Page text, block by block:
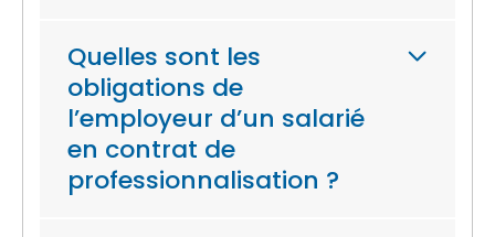
Quelles sont les
obligations de
l’employeur d’un salarié
en contrat de
professionnalisation ?